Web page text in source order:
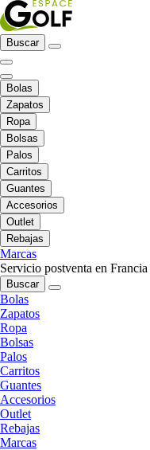
Buscar
Bolas
Zapatos
Ropa
Bolsas
Palos
Carritos
Guantes
Accesorios
Outlet
Rebajas
Marcas
Servicio postventa en Francia
Buscar
Bolas
Zapatos
Ropa
Bolsas
Palos
Carritos
Guantes
Accesorios
Outlet
Rebajas
Marcas